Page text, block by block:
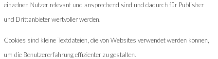
einzelnen Nutzer relevant und ansprechend sind und dadurch für Publisher
und Drittanbieter wertvoller werden.
Cookies sind kleine Textdateien, die von Websites verwendet werden können,
um die Benutzererfahrung effizienter zu gestalten.